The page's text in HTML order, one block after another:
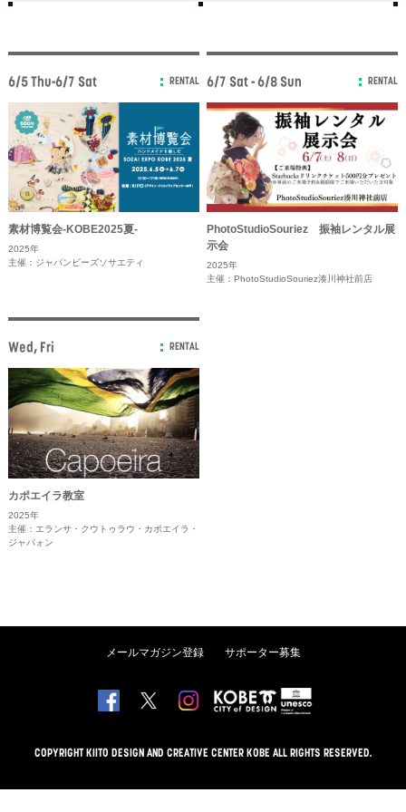
6/5 Thu-6/7 Sat RENTAL
素材博覧会-KOBE2025夏-
2025年
主催：ジャパンビーズソサエティ
6/7 Sat - 6/8 Sun RENTAL
PhotoStudioSouriez 振袖レンタル展
示会
2025年
主催：PhotoStudioSouriez湊川神社前店
Wed, Fri RENTAL
カポエイラ教室
2025年
主催：エランサ・クウトゥラウ・カポエイラ・
ジャパォン
メールマガジン登録 サポーター募集
COPYRIGHT KIITO DESIGN AND CREATIVE CENTER KOBE ALL RIGHTS RESERVED.